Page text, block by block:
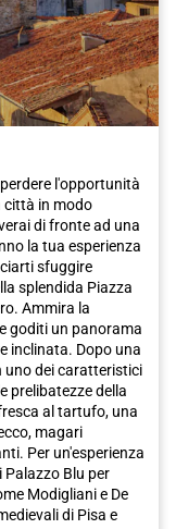
affascinante
Napoli e preparati
l'opportunità
città in modo
di fronte ad una
la tua esperienza
sfuggire
splendida Piazza
Ammira la
goditi un panorama
inclinata. Dopo una
uno dei caratteristici
prelibatezze della
al tartufo, una
magari
Per un'esperienza
Blu per
Modigliani e De
di Pisa e